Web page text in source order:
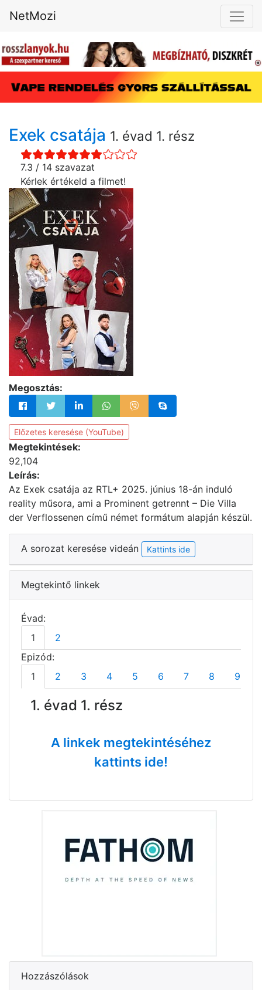
NetMozi
Exek csatája 1. évad 1. rész
7.3 / 14 szavazat
Kérlek értékeld a filmet!
Megosztás:
Előzetes keresése (YouTube)
Megtekintések:
92,104
Leírás:
Az Exek csatája az RTL+ 2025. június 18-án induló
reality műsora, ami a Prominent getrennt – Die Villa
der Verflossenen című német formátum alapján készül.
A sorozat keresése videán Kattints ide
Megtekintő linkek
Évad:
1
2
Epizód:
1
2 3 4 5 6 7 8 9
1. évad 1. rész
A linkek megtekintéséhez
kattints ide!
Hozzászólások